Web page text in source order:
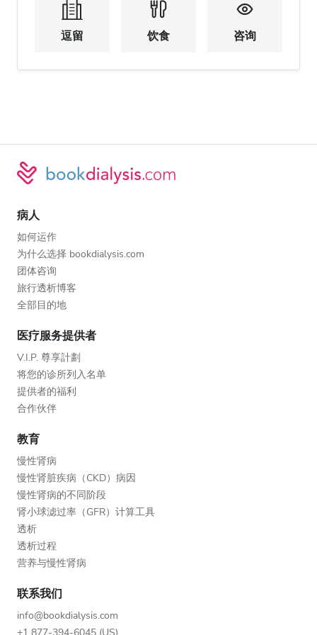
逗留 饮食 咨询
病人
如何运作
为什么选择 bookdialysis.com
团体咨询
旅行透析博客
全部目的地
医疗服务提供者
V.I.P. 尊享計劃
将您的诊所列入名单
提供者的福利
合作伙伴
教育
慢性肾病
慢性肾脏疾病（CKD）病因
慢性肾病的不同阶段
肾小球滤过率（GFR）计算工具
透析
透析过程
营养与慢性肾病
联系我们
info@bookdialysis.com